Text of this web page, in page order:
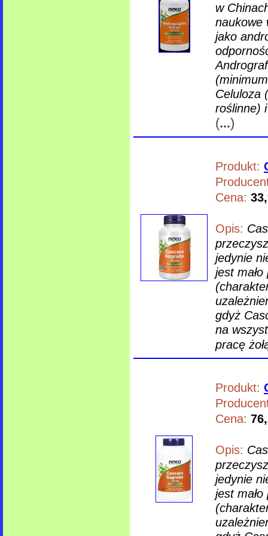
w
naukowe
jako
Celuloza
roślinne)
(...)
Produkt:
Cena:
Opis:
jedynie
jest
gdyż
na
pracę
Produkt:
Cena:
Opis:
jedynie
jest